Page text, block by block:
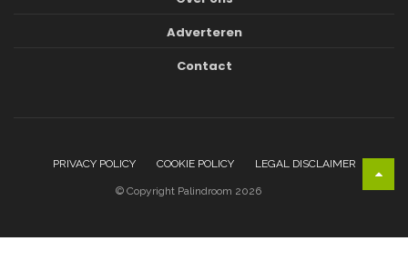
Adverteren
Contact
PRIVACY POLICY COOKIE POLICY LEGAL DISCLAIMER
© Copyright Palindroom 2026